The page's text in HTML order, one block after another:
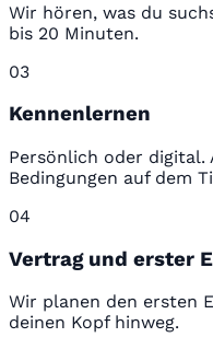
Wir hören, was du
bis 20 Minuten.
03
Kennenlernen
Persönlich oder digital.
Bedingungen auf dem
04
Vertrag und erster
Wir planen den ersten
deinen Kopf hinweg.